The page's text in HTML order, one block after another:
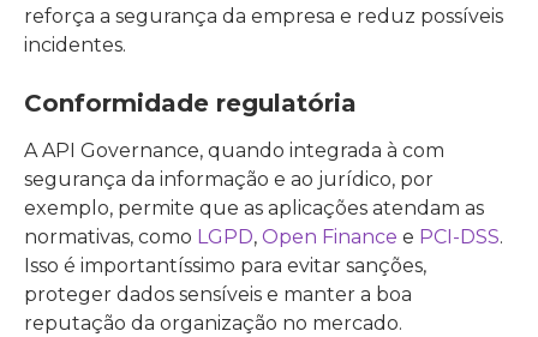
͏reforça a segurança da empresa e reduz possíveis
incidentes.
Conformidade regulatória
A API Governance, quando integrada à com
segurança da informação e ao jurídico, por
exemplo, permite que as aplicações atendam as
normativas, como LGPD, Open Finance e PCI-DSS.
Isso é importantíssimo para evitar sanções,
proteger dados sensíveis e manter a boa
reputação da organização no mercado.